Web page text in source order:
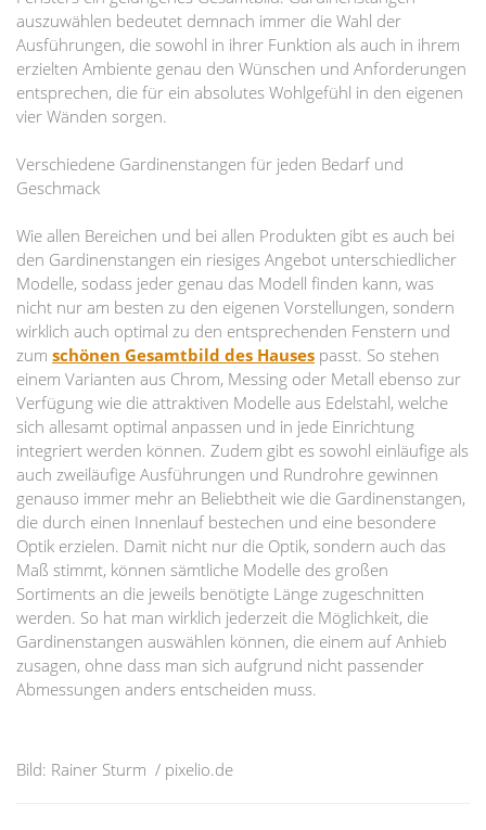
auszuwählen bedeutet demnach immer die Wahl der
Ausführungen, die sowohl in ihrer Funktion als auch in ihrem
erzielten Ambiente genau den Wünschen und Anforderungen
entsprechen, die für ein absolutes Wohlgefühl in den eigenen
vier Wänden sorgen.
Verschiedene Gardinenstangen für jeden Bedarf und
Geschmack
Wie allen Bereichen und bei allen Produkten gibt es auch bei
den Gardinenstangen ein riesiges Angebot unterschiedlicher
Modelle, sodass jeder genau das Modell finden kann, was
nicht nur am besten zu den eigenen Vorstellungen, sondern
wirklich auch optimal zu den entsprechenden Fenstern und
zum schönen Gesamtbild des Hauses passt. So stehen
einem Varianten aus Chrom, Messing oder Metall ebenso zur
Verfügung wie die attraktiven Modelle aus Edelstahl, welche
sich allesamt optimal anpassen und in jede Einrichtung
integriert werden können. Zudem gibt es sowohl einläufige als
auch zweiläufige Ausführungen und Rundrohre gewinnen
genauso immer mehr an Beliebtheit wie die Gardinenstangen,
die durch einen Innenlauf bestechen und eine besondere
Optik erzielen. Damit nicht nur die Optik, sondern auch das
Maß stimmt, können sämtliche Modelle des großen
Sortiments an die jeweils benötigte Länge zugeschnitten
werden. So hat man wirklich jederzeit die Möglichkeit, die
Gardinenstangen auswählen können, die einem auf Anhieb
zusagen, ohne dass man sich aufgrund nicht passender
Abmessungen anders entscheiden muss.
Bild: Rainer Sturm / pixelio.de